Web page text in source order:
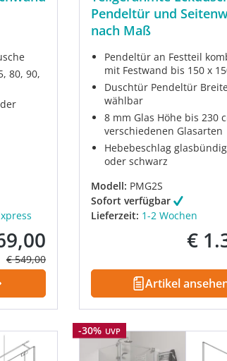
80, 90,
Regulärer Preis:
€ 549,00
Pendeltür und
nach Maß
Pendeltür an Festteil
mit Festwand bis 150 x
Duschtür Pendeltür
wählbar
8 mm Glas Höhe bis 230
verschiedenen Glasarten
Hebebeschlag
oder schwarz
Modell: PMG2S
Sofort verfügbar
Lieferzeit: 1-2 Wochen
€
Artikel
Rabatt
-30% UVP